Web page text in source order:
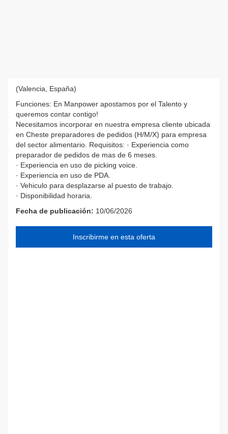
(Valencia, España)
Funciones: En Manpower apostamos por el Talento y
queremos contar contigo!
Necesitamos incorporar en nuestra empresa cliente ubicada
en Cheste preparadores de pedidos (H/M/X) para empresa
del sector alimentario. Requisitos: · Experiencia como
preparador de pedidos de mas de 6 meses.
· Experiencia en uso de picking voice.
· Experiencia en uso de PDA.
· Vehiculo para desplazarse al puesto de trabajo.
· Disponibilidad horaria.
Fecha de publicación: 10/06/2026
Inscribirme en esta oferta